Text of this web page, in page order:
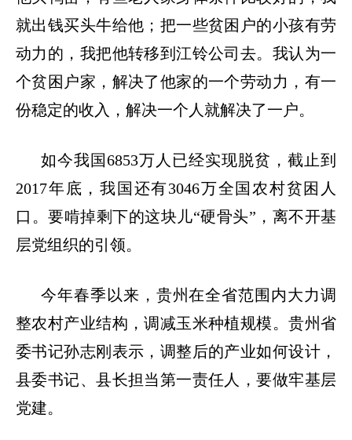
就出钱买头牛给他；把一些贫困户的小孩有劳
动力的，我把他转移到江铃公司去。我认为一
个贫困户家，解决了他家的一个劳动力，有一
份稳定的收入，解决一个人就解决了一户。
如今我国6853万人已经实现脱贫，截止到
2017年底，我国还有3046万全国农村贫困人
口。要啃掉剩下的这块儿“硬骨头”，离不开基
层党组织的引领。
今年春季以来，贵州在全省范围内大力调
整农村产业结构，调减玉米种植规模。贵州省
委书记孙志刚表示，调整后的产业如何设计，
县委书记、县长担当第一责任人，要做牢基层
党建。